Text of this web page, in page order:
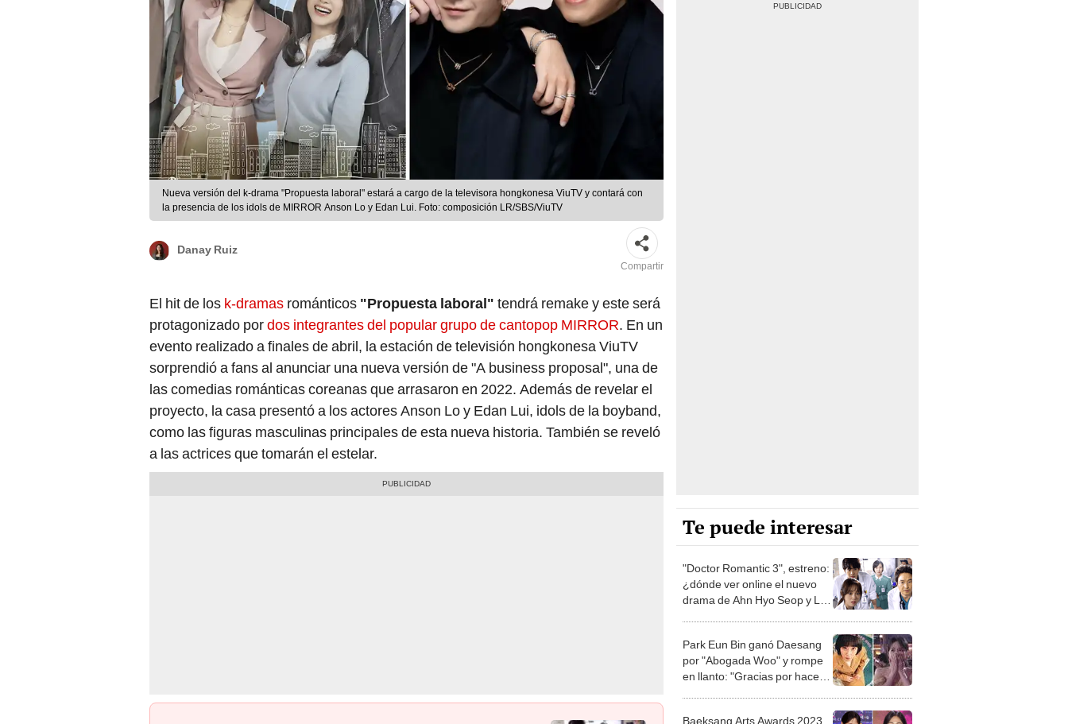
Nueva versión del k-drama "Propuesta laboral" estará a cargo de la televisora hongkonesa ViuTV y contará con
la presencia de los idols de MIRROR Anson Lo y Edan Lui. Foto: composición LR/SBS/ViuTV
Danay Ruiz
Compartir
El hit de los k-dramas románticos "Propuesta laboral" tendrá remake y este será
protagonizado pordos integrantes del popular grupo de cantopop MIRROR. En un
evento realizado a finales de abril, la estación de televisión hongkonesa ViuTV
sorprendió a fans al anunciar una nueva versión de "A business proposal", una de
las comedias románticas coreanas que arrasaron en 2022. Además de revelar el
proyecto, la casa presentó a los actores Anson Lo y Edan Lui, idols de la boyband,
como las figuras masculinas principales de esta nueva historia. También se reveló
a las actrices que tomarán el estelar.
Te puede interesar
"Doctor Romantic 3", estreno:
¿dónde ver online el nuevo
drama de Ahn Hyo Seop y Lee
Park Eun Bin ganó Daesang
por "Abogada Woo" y rompe
en llanto: "Gracias por hacer
Baeksang Arts Awards 2023,